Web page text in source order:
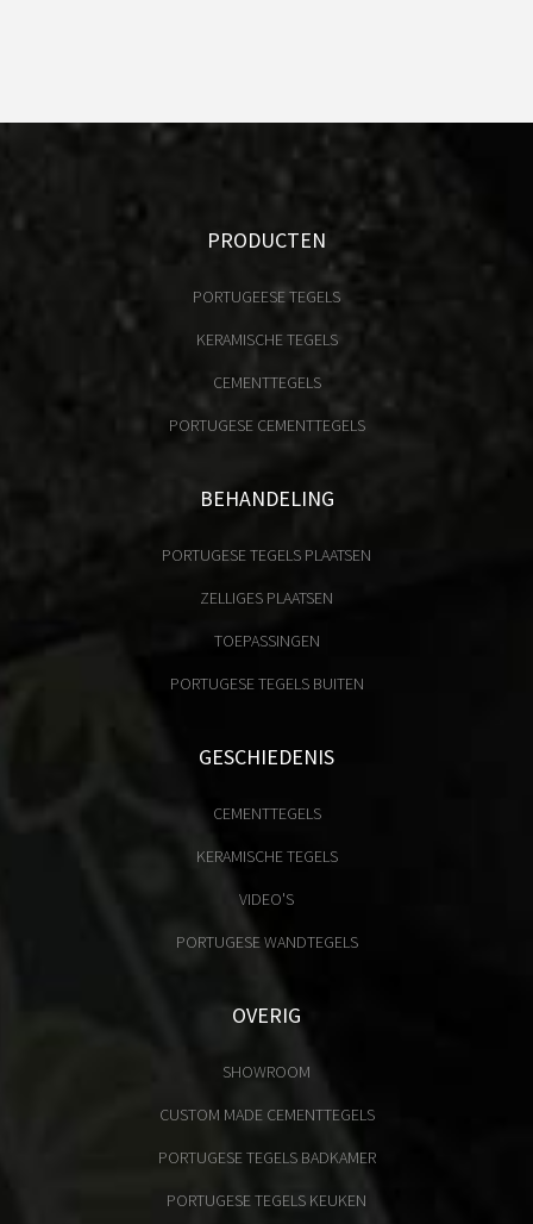
PRODUCTEN
PORTUGEESE TEGELS
KERAMISCHE TEGELS
CEMENTTEGELS
PORTUGESE CEMENTTEGELS
BEHANDELING
PORTUGESE TEGELS PLAATSEN
ZELLIGES PLAATSEN
TOEPASSINGEN
PORTUGESE TEGELS BUITEN
GESCHIEDENIS
CEMENTTEGELS
KERAMISCHE TEGELS
VIDEO'S
PORTUGESE WANDTEGELS
OVERIG
SHOWROOM
CUSTOM MADE CEMENTTEGELS
PORTUGESE TEGELS BADKAMER
PORTUGESE TEGELS KEUKEN